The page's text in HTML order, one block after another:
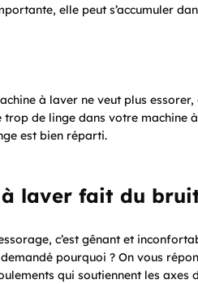
elle peut s’accumuler
à laver ne veut plus
de linge dans votre machine
est bien réparti.
laver fait du bruit
c’est gênant et
pourquoi ? On vous
qui soutiennent les